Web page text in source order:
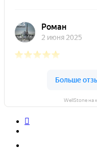
WellStone на